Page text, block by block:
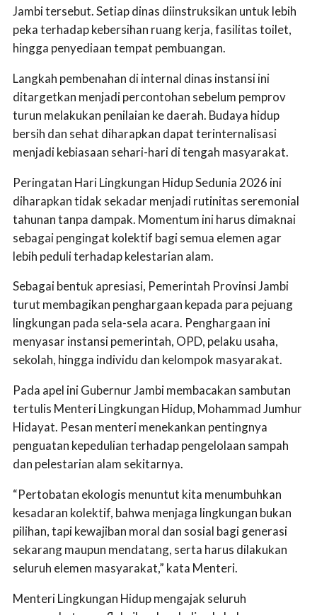
Jambi tersebut. Setiap dinas diinstruksikan untuk lebih
peka terhadap kebersihan ruang kerja, fasilitas toilet,
hingga penyediaan tempat pembuangan.
Langkah pembenahan di internal dinas instansi ini
ditargetkan menjadi percontohan sebelum pemprov
turun melakukan penilaian ke daerah. Budaya hidup
bersih dan sehat diharapkan dapat terinternalisasi
menjadi kebiasaan sehari-hari di tengah masyarakat.
Peringatan Hari Lingkungan Hidup Sedunia 2026 ini
diharapkan tidak sekadar menjadi rutinitas seremonial
tahunan tanpa dampak. Momentum ini harus dimaknai
sebagai pengingat kolektif bagi semua elemen agar
lebih peduli terhadap kelestarian alam.
Sebagai bentuk apresiasi, Pemerintah Provinsi Jambi
turut membagikan penghargaan kepada para pejuang
lingkungan pada sela-sela acara. Penghargaan ini
menyasar instansi pemerintah, OPD, pelaku usaha,
sekolah, hingga individu dan kelompok masyarakat.
Pada apel ini Gubernur Jambi membacakan sambutan
tertulis Menteri Lingkungan Hidup, Mohammad Jumhur
Hidayat. Pesan menteri menekankan pentingnya
penguatan kepedulian terhadap pengelolaan sampah
dan pelestarian alam sekitarnya.
“Pertobatan ekologis menuntut kita menumbuhkan
kesadaran kolektif, bahwa menjaga lingkungan bukan
pilihan, tapi kewajiban moral dan sosial bagi generasi
sekarang maupun mendatang, serta harus dilakukan
seluruh elemen masyarakat,” kata Menteri.
Menteri Lingkungan Hidup mengajak seluruh